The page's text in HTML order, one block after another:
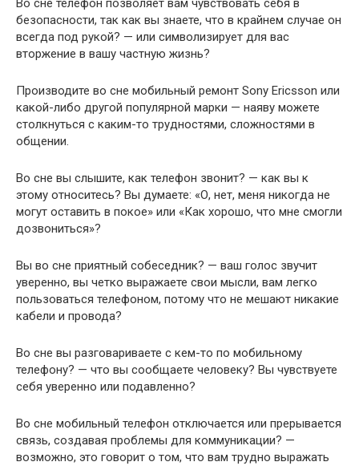
Во сне телефон позволяет вам чувствовать себя в
безопасности, так как вы знаете, что в крайнем случае он
всегда под рукой? — или символизирует для вас
вторжение в вашу частную жизнь?
Производите во сне мобильный ремонт Sony Ericsson или
какой-либо другой популярной марки — наяву можете
столкнуться с каким-то трудностями, сложностями в
общении.
Во сне вы слышите, как телефон звонит? — как вы к
этому относитесь? Вы думаете: «О, нет, меня никогда не
могут оставить в покое» или «Как хорошо, что мне смогли
дозвониться»?
Вы во сне приятный собеседник? — ваш голос звучит
уверенно, вы четко выражаете свои мысли, вам легко
пользоваться телефоном, потому что не мешают никакие
кабели и провода?
Во сне вы разговариваете с кем-то по мобильному
телефону? — что вы сообщаете человеку? Вы чувствуете
себя уверенно или подавленно?
Во сне мобильный телефон отключается или прерывается
связь, создавая проблемы для коммуникации? —
возможно, это говорит о том, что вам трудно выражать